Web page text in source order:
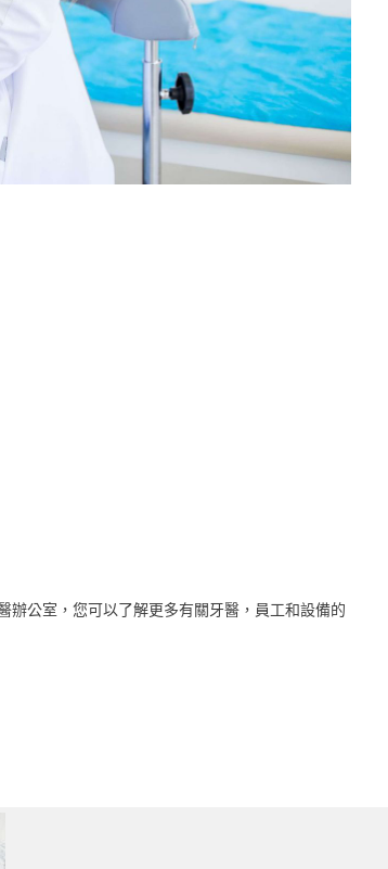
辦公室，您可以了解更多有關牙醫，員工和設備的